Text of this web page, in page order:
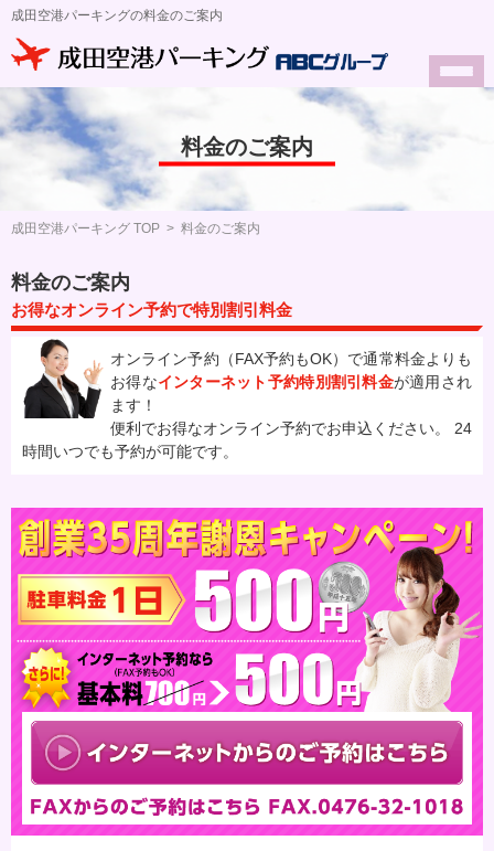
成田空港パーキングの料金のご案内
料金のご案内
成田空港パーキング TOP > 料金のご案内
料金のご案内
お得なオンライン予約で特別割引料金
オンライン予約（FAX予約もOK）で通常料金よりも
お得なインターネット予約特別割引料金が適用され
ます！
便利でお得なオンライン予約でお申込ください。 24
時間いつでも予約が可能です。